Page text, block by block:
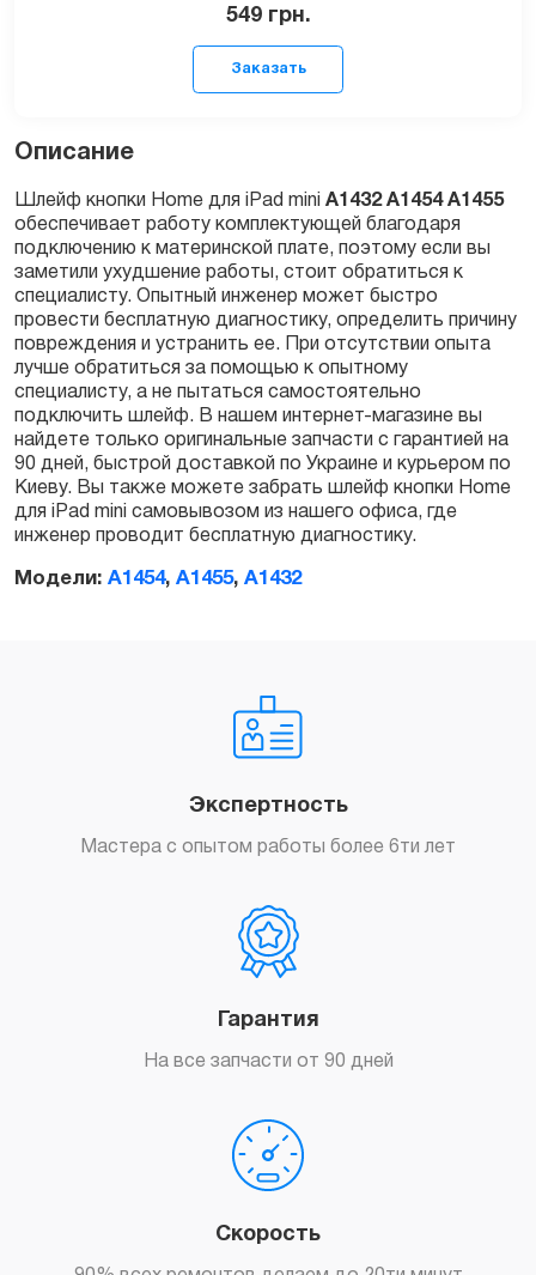
549 грн.
Заказать
Описание
Шлейф кнопки Home для iPad mini A1432 A1454 A1455
обеспечивает работу комплектующей благодаря
подключению к материнской плате, поэтому если вы
заметили ухудшение работы, стоит обратиться к
специалисту. Опытный инженер может быстро
провести бесплатную диагностику, определить причину
повреждения и устранить ее. При отсутствии опыта
лучше обратиться за помощью к опытному
специалисту, а не пытаться самостоятельно
подключить шлейф. В нашем интернет-магазине вы
найдете только оригинальные запчасти с гарантией на
90 дней, быстрой доставкой по Украине и курьером по
Киеву. Вы также можете забрать шлейф кнопки Home
для iPad mini самовывозом из нашего офиса, где
инженер проводит бесплатную диагностику.
Модели: A1454, A1455, A1432
Экспертность
Мастера с опытом работы более 6ти лет
Гарантия
На все запчасти от 90 дней
Скорость